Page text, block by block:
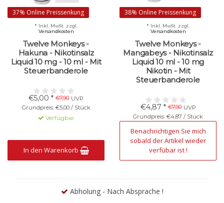
37% Online Preissenkung
Twelve Monkeys -
Hakuna - Nikotinsalz
Liquid 10 mg - 10 ml - Mit
Steuerbanderole
€5,00 * €7,90 UVP
Grundpreis: €5,00 / Stück
* Inkl. MwSt. zzgl.
Versandkosten
Verfügbar
In den Warenkorb
38% Online Preissenkung
Twelve Monkeys -
Mangabeys - Nikotinsalz
Liquid 10 ml - 10 mg
Nikotin - Mit
Steuerbanderole
€4,87 * €7,90 UVP
Grundpreis: €4,87 / Stück
* Inkl. MwSt. zzgl.
Versandkosten
Nicht verfügbar
Benachrichtigen Sie mich
sobald der Artikel wieder
verfübar ist !
Abholung - Nach Absprache !